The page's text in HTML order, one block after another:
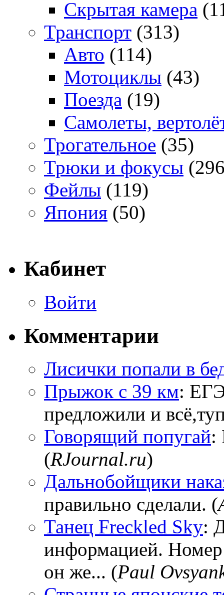
Скрытая камера
Транспорт (313)
Авто (114)
Мотоциклы (43)
Поезда (19)
Самолеты,
Трогательное (35)
Трюки и фокусы
Фейлы (119)
Япония (50)
Кабинет
Войти
Комментарии
Лисички попали в
Прыжок с 39 км:
предложили и
Говорящий попугай:
(RJournal.ru)
Дальнобойщики
правильно сделали. (
Танец Freckled Sky:
информацией.
он же... (Paul